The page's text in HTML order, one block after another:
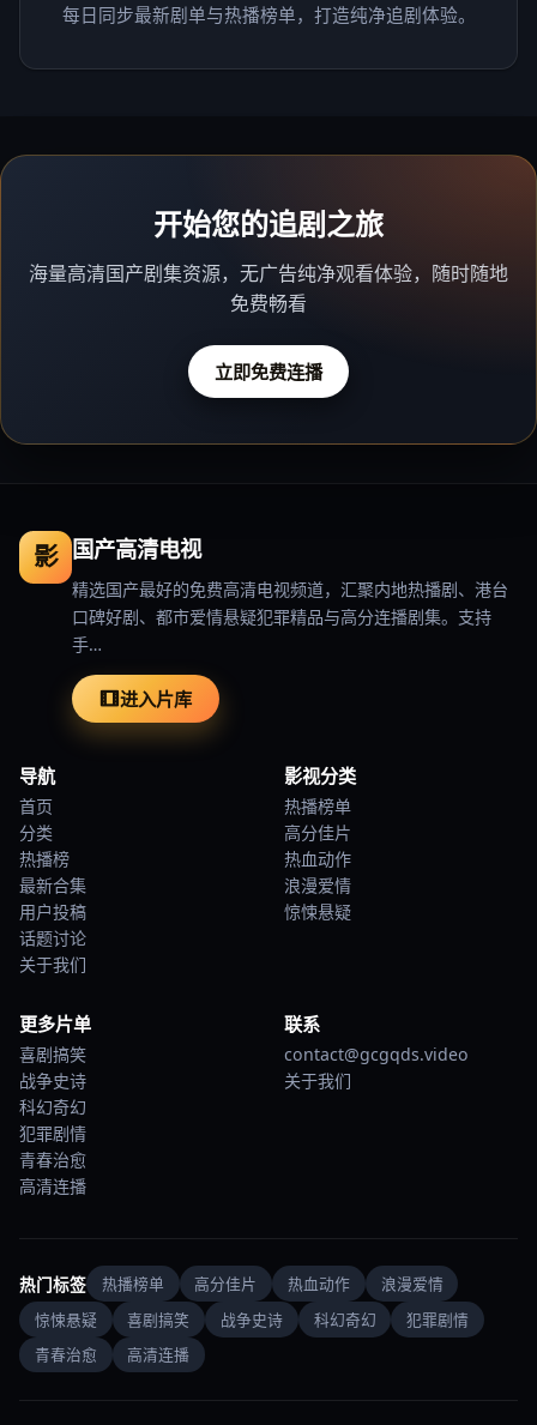
每日同步最新剧单与热播榜单，打造纯净追剧体验。
开始您的追剧之旅
海量高清国产剧集资源，无广告纯净观看体验，随时随地
免费畅看
立即免费连播
影 国产高清电视
精选国产最好的免费高清电视频道，汇聚内地热播剧、港台
口碑好剧、都市爱情悬疑犯罪精品与高分连播剧集。支持
手…
进入片库
导航
首页
分类
热播榜
最新合集
用户投稿
话题讨论
关于我们
影视分类
热播榜单
高分佳片
热血动作
浪漫爱情
惊悚悬疑
更多片单
喜剧搞笑
战争史诗
科幻奇幻
犯罪剧情
青春治愈
高清连播
联系
contact@gcgqds.video
关于我们
热门标签 热播榜单 高分佳片 热血动作
浪漫爱情
惊悚悬疑
喜剧搞笑 战争史诗 科幻奇幻
犯罪剧情
青春治愈
高清连播